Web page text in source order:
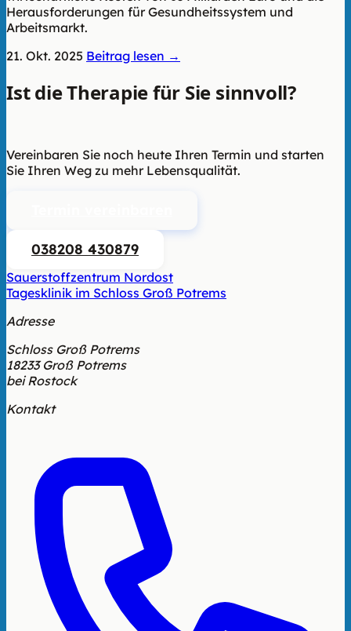
Herausforderungen für Gesundheitssystem und
Arbeitsmarkt.
21. Okt. 2025 Beitrag lesen →
Ist die Therapie für Sie sinnvoll?
Vereinbaren Sie noch heute Ihren Termin und starten
Sie Ihren Weg zu mehr Lebensqualität.
038208 430879
Sauerstoffzentrum Nordost
Tagesklinik im Schloss Groß Potrems
Adresse
Schloss Groß Potrems
18233 Groß Potrems
bei Rostock
Kontakt